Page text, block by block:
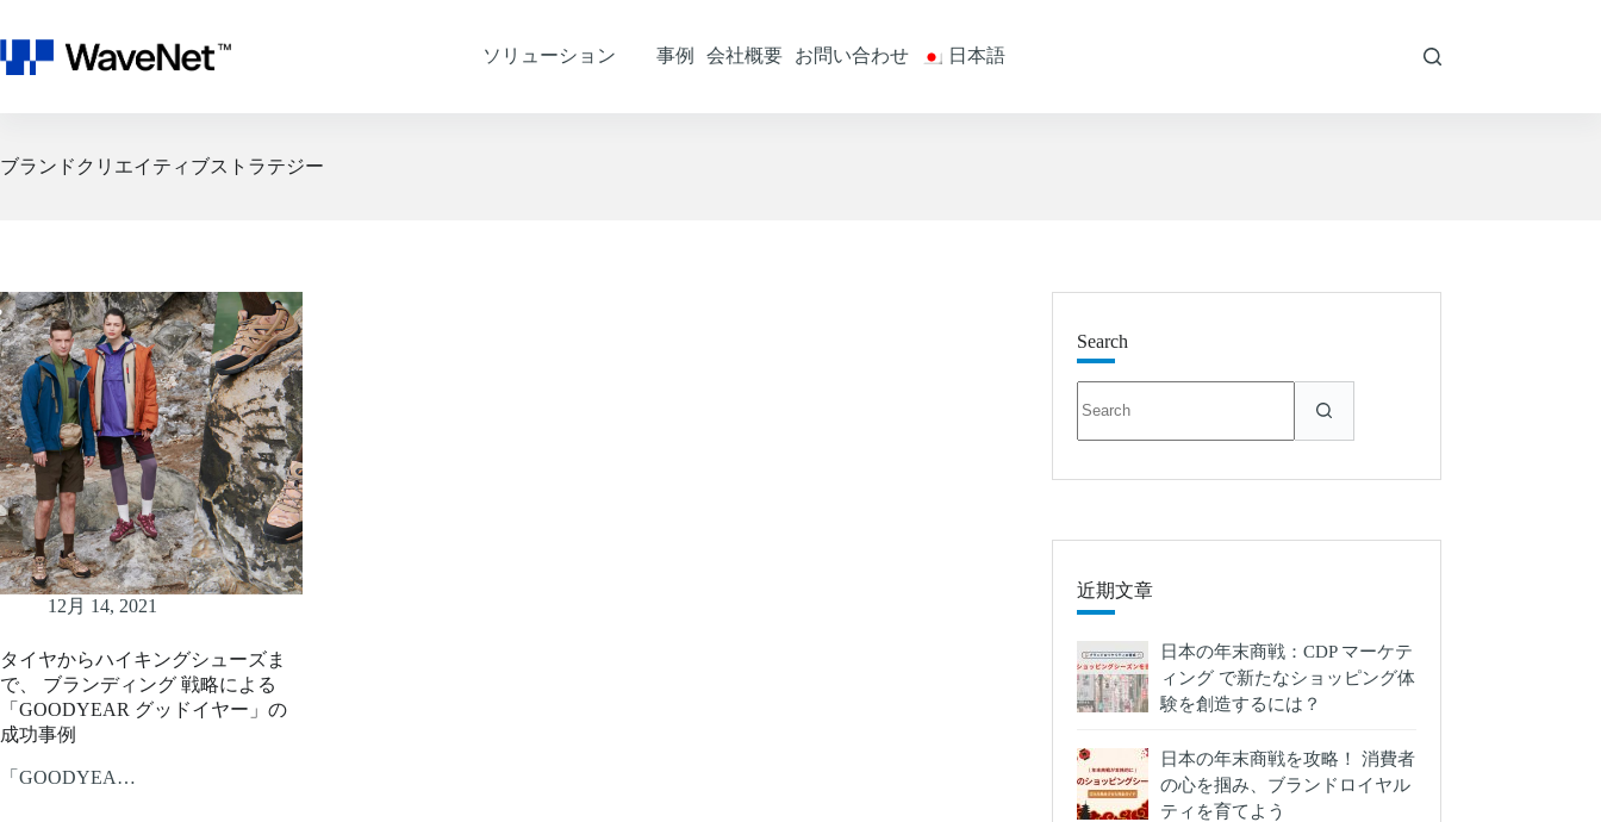
ン
テ
ス
ソリューション 事例 会社概要 お問い合わせ 日本語
ブランドクリエイティブストラテジー
12月 14, 2021
タイヤからハイキングシューズま
で、 ブランディング 戦略による
「GOODYEAR グッドイヤー」の
成功事例
「GOODYEA…
Search
果
な
近期文章
日本の年末商戦：CDP マーケテ
ィング で新たなショッピング体
験を創造するには？
日本の年末商戦を攻略！ 消費者
の心を掴み、ブランドロイヤル
ティを育てよう